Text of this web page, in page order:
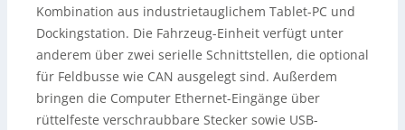
Kombination aus industrietauglichem Tablet-PC und
Dockingstation. Die Fahrzeug-Einheit verfügt unter
anderem über zwei serielle Schnittstellen, die optional
für Feldbusse wie CAN ausgelegt sind. Außerdem
bringen die Computer Ethernet-Eingänge über
rüttelfeste verschraubbare Stecker sowie USB-